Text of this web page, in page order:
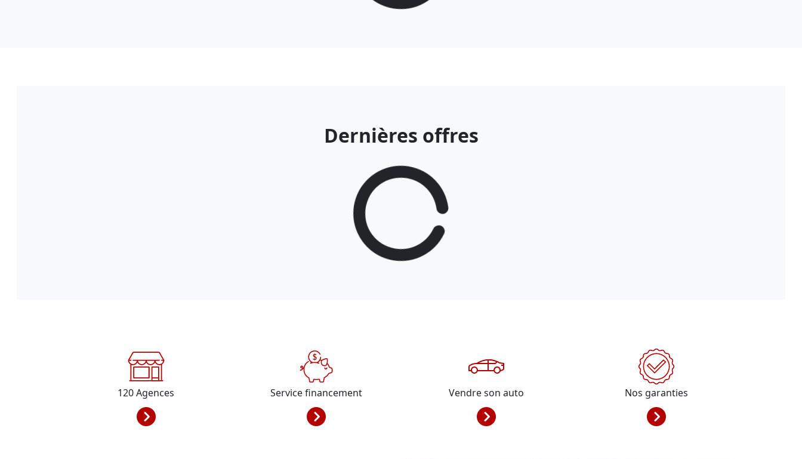
Dernières offres
120Agences Service financement Vendre son auto Nos garanties